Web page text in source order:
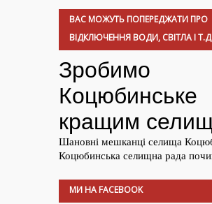
ВАС МОЖУТЬ ПОПЕРЕДЖАТИ ПРО
ВІДКЛЮЧЕННЯ ВОДИ, СВІТЛА І Т.Д
МИ НА FACEBOOK